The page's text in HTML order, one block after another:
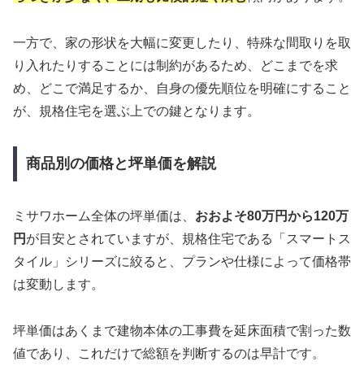
一方で、家の形状を大幅に変更したり、特殊な間取りを取
り入れたりすることには制約があるため、どこまでを求
め、どこで満足するか、自身の優先順位を明確にすること
が、規格住宅を選ぶ上での鍵となります。
商品別の価格と坪単価を解説
ミサワホーム全体の坪単価は、 おおよそ80万円から120万
円 が目安とされていますが、規格住宅である「スマートス
タイル」シリーズに絞ると、プランや仕様によって価格帯
は変動します。
坪単価はあくまで建物本体の工事費を延床面積で割った数
値であり、これだけで総額を判断するのは早計です。